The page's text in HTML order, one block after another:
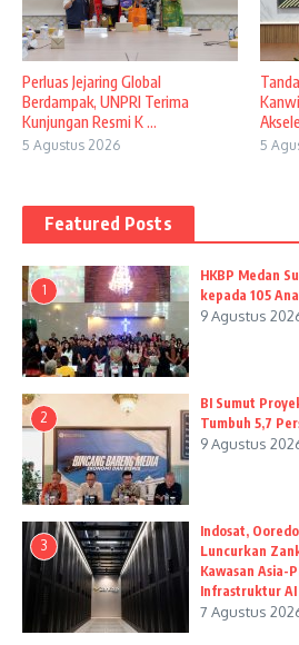
Perluas Jejaring Global
Berdampak, UNPRI Terima
Kunjungan Resmi K ...
5 Agustus 2026 5
Featured Posts
1
HKBP Medan
kepada 105
9 Agustus
2
BI Sumut
Tumbuh 5,7
9 Agustus
3
Indosat,
Luncurkan
Kawasan Asia-
Infrastruktur
7 Agustus